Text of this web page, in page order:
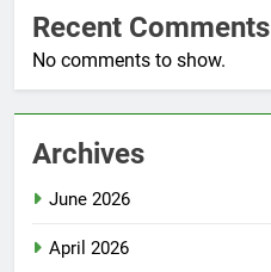
Recent Comments
No comments to show.
Archives
June 2026
April 2026